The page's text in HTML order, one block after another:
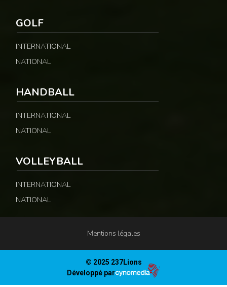
GOLF
INTERNATIONAL
NATIONAL
HANDBALL
INTERNATIONAL
NATIONAL
VOLLEYBALL
INTERNATIONAL
NATIONAL
Mentions légales
© 2025 237Lions
Développé par